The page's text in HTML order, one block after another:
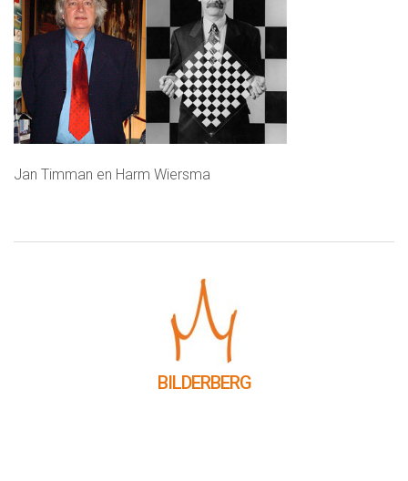
Jan Timman en Harm Wiersma
BILDERBERG